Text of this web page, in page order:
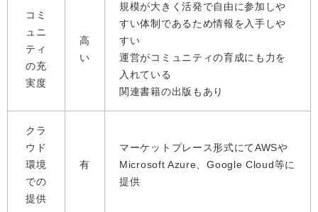
コミ
ュニ
ティ
の充
実度
高
い
規模が大きく活発で自由に参加しや
すい体制であるため情報を入手しや
すい
運営がコミュニティの育成にも力を
入れている
関連書籍の出版もあり
クラ
ウド
環境
での
提供
有
マーケットプレース形式にてAWSや
Microsoft Azure、Google Cloud等に
提供